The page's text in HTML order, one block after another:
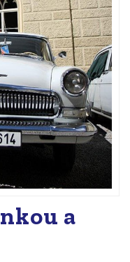
a